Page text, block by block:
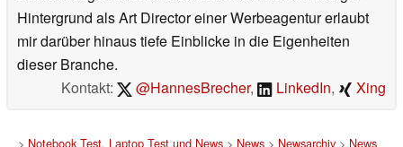
Hintergrund als Art Director einer Werbeagentur erlaubt
mir darüber hinaus tiefe Einblicke in die Eigenheiten
dieser Branche.
Kontakt:
@HannesBrecher, LinkedIn, Xing
> Notebook Test, Laptop Test und News> News> Newsarchiv> News